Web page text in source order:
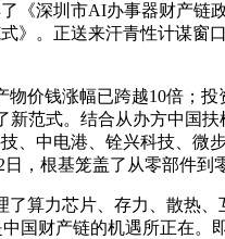
深圳市AI办事器财产链
》。正送来汗青性计谋
钱涨幅已跨越10倍；
范式。结合从办方中国
、中电港、铨兴科技、微
，根基笼盖了从零部件到
力芯片、存力、散热、
财产链的机遇所正在。即